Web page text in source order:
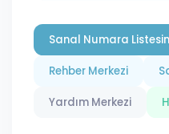
Sanal Numara
Rehber Merkezi
Yardım Merkezi